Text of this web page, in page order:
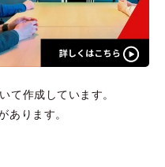
作成しています。
ります。